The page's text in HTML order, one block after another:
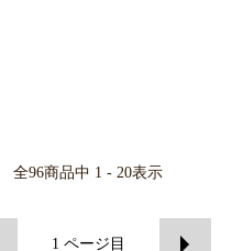
全96商品中 1 - 20表示
1 ページ目